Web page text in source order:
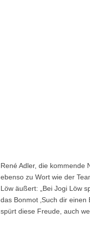
René Adler, die kommende
ebenso zu Wort wie der
Löw äußert: „Bei Jogi Löw
das Bonmot ‚Such dir
spürt diese Freude, auch